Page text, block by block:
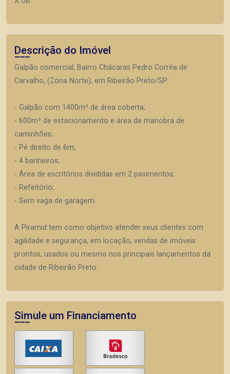
A. Útil
Descrição do Imóvel
Galpão comercial, Bairro Chácaras Pedro Corrêa de
Carvalho, (Zona Norte), em Ribeirão Preto/SP:
- Galpão com 1400m² de área coberta;
- 600m² de estacionamento e área de manobra de
caminhões;
- Pé direito de 6m;
- 4 banheiros;
- Área de escritórios divididas em 2 pavimentos;
- Refeitório;
- Sem vaga de garagem.
A Piramid tem como objetivo atender seus clientes com
agilidade e segurança, em locação, vendas de imóveis
prontos, usados ou mesmo nos principais lançamentos da
cidade de Ribeirão Preto.
Simule um Financiamento